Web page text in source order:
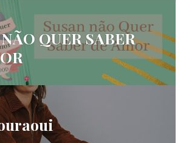
QUER SABER